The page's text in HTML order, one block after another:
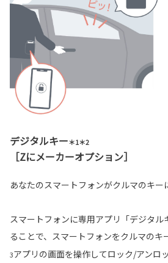
デジタルキー＊1＊2
［Zにメーカーオプション］
あなたのスマートフォンがクルマのキー
スマートフォンに専用アプリ「デジタル
ることで、スマートフォンをクルマのキ
3アプリの画面を操作してロック/アンロ